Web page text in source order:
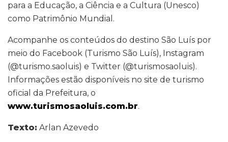
para a Educação, a Ciência e a Cultura (Unesco)
como Patrimônio Mundial.
Acompanhe os conteúdos do destino São Luís por
meio do Facebook (Turismo São Luís), Instagram
(@turismo.saoluis) e Twitter (@turismosaoluis).
Informações estão disponíveis no site de turismo
oficial da Prefeitura, o
www.turismosaoluis.com.br.
Texto: Arlan Azevedo